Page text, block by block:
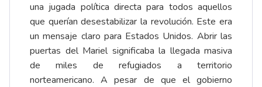
una jugada política directa para todos aquellos
que querían desestabilizar la revolución. Este era
un mensaje claro para Estados Unidos. Abrir las
puertas del Mariel significaba la llegada masiva
de miles de refugiados a territorio
norteamericano. A pesar de que el gobierno